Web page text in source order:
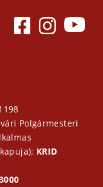
Polgármesteri
KRID